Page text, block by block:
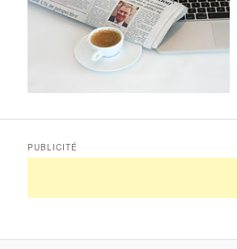
PUBLICITÉ